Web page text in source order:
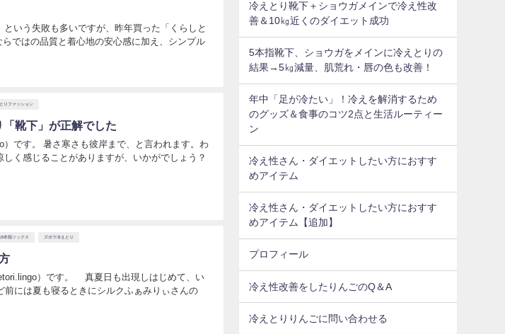
いう失敗も多いですが、昨年買った「くらしと
ではの品質と着心地の安心感に加え、シンプル
りファッション
靴下」が正解でした
です。 暑さ寒さも彼岸まで、と言われます。わ
く感じることがありますが、いかがでしょう？
5本指ソックス ズボラ冷えとり
）です。 真夏日も出現しはじめて、い
には夏も寝るときにシルクふぁみりぃさんの
冷えとり靴下＋ショウガメインで冷え性改
善＆10㎏近くのダイエット成功
5本指靴下、ショウガをメインに冷えとりの
結果→5㎏減量、肌荒れ・唇の色も改善！
年中「足が冷たい」！冷えを解消するため
のグッズ＆食事のコツ2点と生活ルーティー
ン
冷え性さん・ダイエットしたい方におすす
めアイテム
冷え性さん・ダイエットしたい方におすす
めアイテム【追加】
プロフィール
冷え性改善をしたりんごのQ＆A
冷えとりりんごに問い合わせる